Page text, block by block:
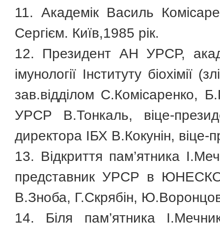
11. Академік Василь
Сергієм. Київ,1985 рік.
12. Президент АН УРСР,
імунології Інституту
зав.відділом С.Комісаренко,
УРСР В.Тонкаль, віце-
директора ІБХ В.Кокунін,
13. Відкриття пам’ятника
представник УРСР в ЮНЕСКО
В.Зноба, Г.Скрябін,
14. Біля пам’ятника